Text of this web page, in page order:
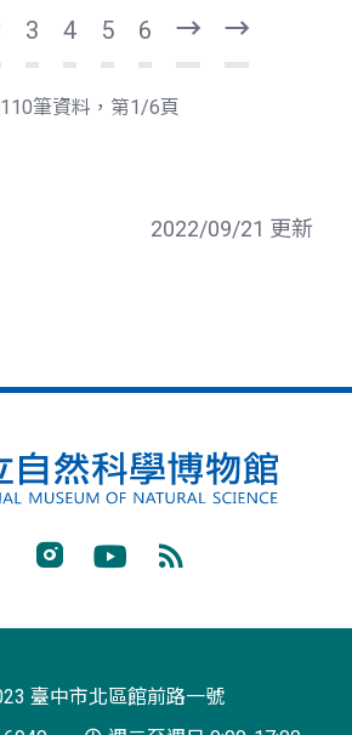
3 4 5 6
一
頁
後
筆資料，第1/6頁
2022/09/21 更新
閱
臺中市北區館前路一號